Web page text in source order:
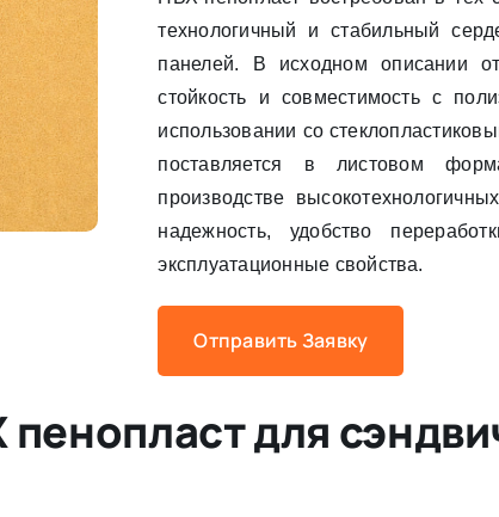
технологичный и стабильный
панелей. В исходном описании
стойкость и совместимость с
использовании со
поставляется в листовом
производстве
надежность, удобство
эксплуатационные свойства.
Отправить Заявку
для